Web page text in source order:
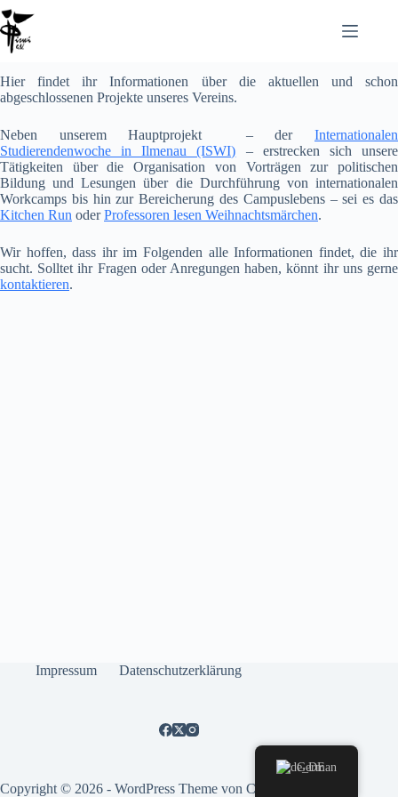
Hier findet ihr Informationen über die aktuellen und schon
abgeschlossenen Projekte unseres Vereins.
Neben unserem Hauptprojekt – der Internationalen
Studierendenwoche in Ilmenau (ISWI) – erstrecken sich unsere
Tätigkeiten über die Organisation von Vorträgen zur politischen
Bildung und Lesungen über die Durchführung von internationalen
Workcamps bis hin zur Bereicherung des Campuslebens – sei es das
Kitchen Run oderProfessoren lesen Weihnachtsmärchen.
Wir hoffen, dass ihr im Folgenden alle Informationen findet, die ihr
sucht. Solltet ihr Fragen oder Anregungen haben, könnt ihr uns gerne
kontaktieren.
Impressum Datenschutzerklärung
Copyright © 2026 - WordPress Theme von CreativeThemes
German